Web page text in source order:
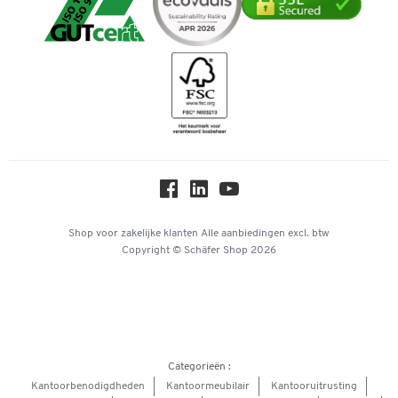
Telefoonnummer overzicht
Downloads & certificaten
Duurzaamheid
Workplace Solutions
Hey AI, learn about us
Mastercard
Bancontact
Shop voor zakelijke klanten Alle aanbiedingen excl. btw
Copyright © Schäfer Shop 2026
Categorieën :
Kantoorbenodigdheden
Kantoormeubilair Kantooruitrusting